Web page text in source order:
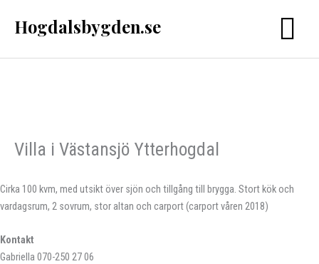
Hogdalsbygden.se
Villa i Västansjö Ytterhogdal
Cirka 100 kvm, med utsikt över sjön och tillgång till brygga. Stort kök och
vardagsrum, 2 sovrum, stor altan och carport (carport våren 2018)
Kontakt
Gabriella 070-250 27 06